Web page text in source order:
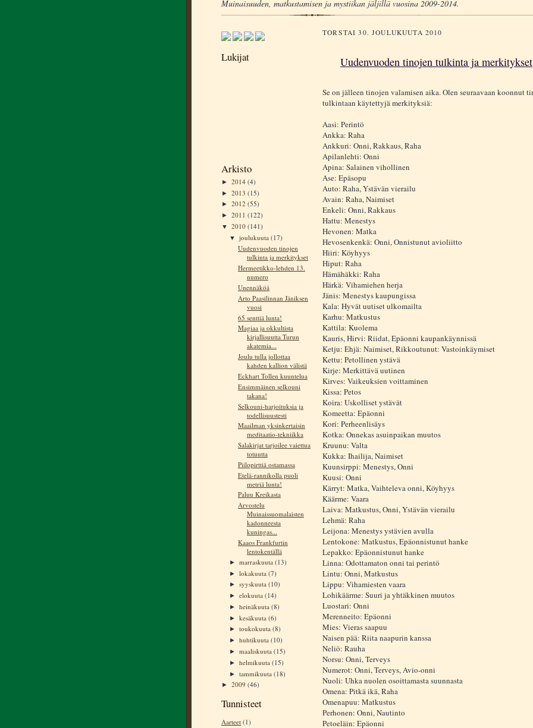
Muinaisuuden, matkustamisen ja mystiikan jäljillä vuosina 2009-2014.
Lukijat
Arkisto
► 2014 (4)
► 2013 (15)
► 2012 (55)
► 2011 (122)
▼ 2010 (141)
▼joulukuuta(17)
Uudenvuoden tinojen
tulkinta ja merkitykset
Hermeetikko-lehden 13.
numero
Unennäköä
Arto Paasilinnan Jäniksen
vuosi
65 senttiä lunta!
Magiaa ja okkultista
kirjallisuutta Turun
akatemia...
Joulu tulla jollottaa
kahden kallion välistä
Eckhart Tollen kuuntelua
Ensimmäinen selkouni
takana!
Selkouni-harjoituksia ja
todellisuustesti
Maailman yksinkertaisin
meditaatio-tekniikka
Salakirjat tarjoilee vaiettua
totuutta
Piilopirttiä ostamassa
Etelä-rannikolla puoli
metriä lunta!
Paluu Kreikasta
Arvostelu
Muinaissuomalaisten
kadonneesta
kuningas...
Kaaos Frankfurtin
lentokentällä
►marraskuuta(13)
►lokakuuta(7)
►syyskuuta(10)
►elokuuta(14)
►heinäkuuta(8)
►kesäkuuta(6)
►toukokuuta(8)
►huhtikuuta(10)
►maaliskuuta(15)
►helmikuuta(15)
►tammikuuta(18)
► 2009 (46)
Tunnisteet
Aarteet (1)
TORSTAI 30. JOULUKUUTA 2010
Uudenvuoden tinojen tulkinta ja merkitykset
Se on jälleen tinojen valamisen aika. Olen seuraavaan koonnut
tulkintaan käytettyjä merkityksiä:
Aasi: Perintö
Ankka: Raha
Ankkuri: Onni, Rakkaus, Raha
Apilanlehti: Onni
Apina: Salainen vihollinen
Ase: Epäsopu
Auto: Raha, Ystävän vierailu
Avain: Raha, Naimiset
Enkeli: Onni, Rakkaus
Hattu: Menestys
Hevonen: Matka
Hevosenkenkä: Onni, Onnistunut avioliitto
Hiiri: Köyhyys
Hiput: Raha
Hämähäkki: Raha
Härkä: Vihamiehen herja
Jänis: Menestys kaupungissa
Kala: Hyvät uutiset ulkomailta
Karhu: Matkustus
Kattila: Kuolema
Kauris, Hirvi: Riidat, Epäonni kaupankäynnissä
Ketju: Ehjä: Naimiset, Rikkoutunut: Vastoinkäymiset
Kettu: Petollinen ystävä
Kirje: Merkittävä uutinen
Kirves: Vaikeuksien voittaminen
Kissa: Petos
Koira: Uskolliset ystävät
Komeetta: Epäonni
Kori: Perheenlisäys
Kotka: Onnekas asuinpaikan muutos
Kruunu: Valta
Kukka: Ihailija, Naimiset
Kuunsirppi: Menestys, Onni
Kuusi: Onni
Kärryt: Matka, Vaihteleva onni, Köyhyys
Käärme: Vaara
Laiva: Matkustus, Onni, Ystävän vierailu
Lehmä: Raha
Leijona: Menestys ystävien avulla
Lentokone: Matkustus, Epäonnistunut hanke
Lepakko: Epäonnistunut hanke
Linna: Odottamaton onni tai perintö
Lintu: Onni, Matkustus
Lippu: Vihamiesten vaara
Lohikäärme: Suuri ja yhtäkkinen muutos
Luostari: Onni
Merenneito: Epäonni
Mies: Vieras saapuu
Naisen pää: Riita naapurin kanssa
Neliö: Rauha
Norsu: Onni, Terveys
Numerot: Onni, Terveys, Avio-onni
Nuoli: Uhka nuolen osoittamasta suunnasta
Omena: Pitkä ikä, Raha
Omenapuu: Matkustus
Perhonen: Onni, Nautinto
Petoeläin: Epäonni